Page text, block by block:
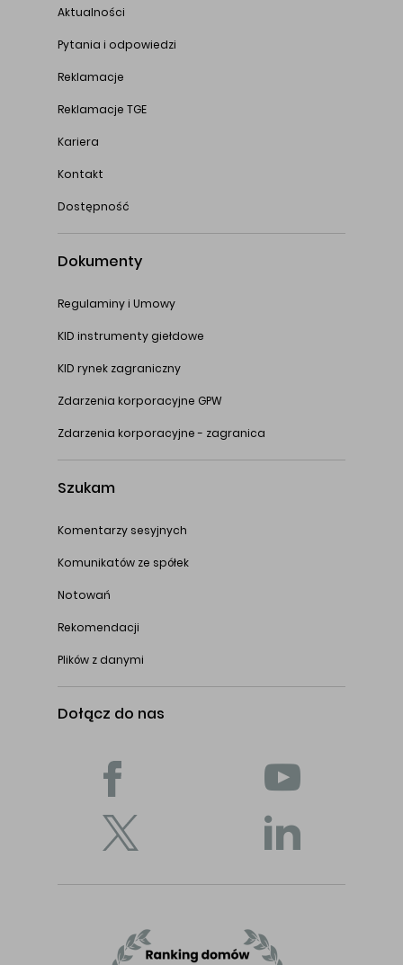
Aktualności
Pytania i odpowiedzi
Reklamacje
Reklamacje TGE
Kariera
Kontakt
Dostępność
Dokumenty
Regulaminy i Umowy
KID instrumenty giełdowe
KID rynek zagraniczny
Zdarzenia korporacyjne GPW
Zdarzenia korporacyjne - zagranica
Szukam
Komentarzy sesyjnych
Komunikatów ze spółek
Notowań
Rekomendacji
Plików z danymi
Dołącz do nas